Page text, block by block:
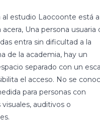
al estudio Laocoonte está a
acera, Una persona usuaria
entra sin dificultad a la
de la academia, hay un
separado con un
el acceso. No se
para personas con
auditivos o